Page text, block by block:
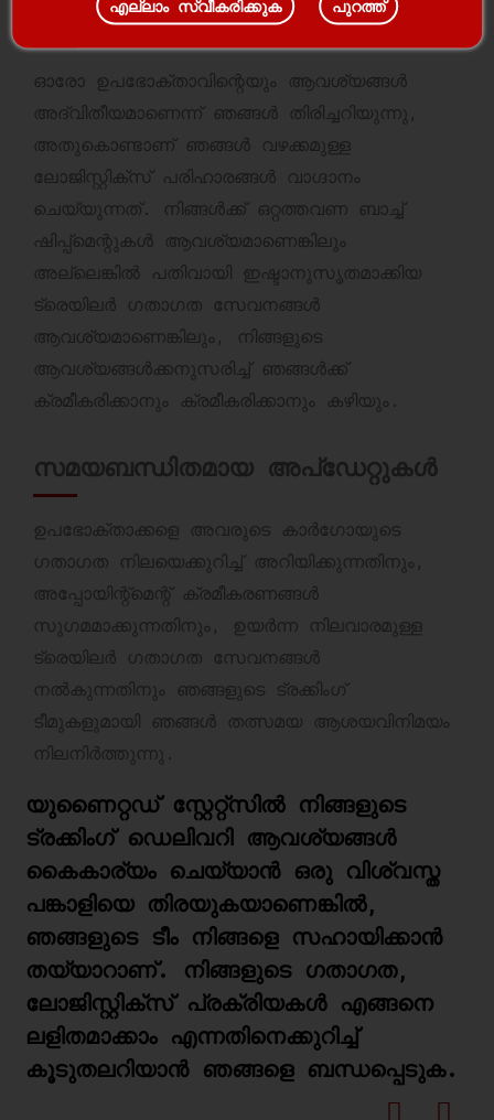
സൊല്യൂഷൻസ്
ഓരോ ഉപഭോക്താവിന്റെയും ആവശ്യങ്ങൾ
അദ്വിതീയമാണെന്ന് ഞങ്ങൾ തിരിച്ചറിയുന്നു,
അതുകൊണ്ടാണ് ഞങ്ങൾ വഴക്കമുള്ള
ലോജിസ്റ്റിക്സ് പരിഹാരങ്ങൾ വാഗ്ദാനം
ചെയ്യുന്നത്. നിങ്ങൾക്ക് ഒറ്റത്തവണ ബാച്ച്
ഷിപ്പ്‌മെന്റുകൾ ആവശ്യമാണെങ്കിലും
അല്ലെങ്കിൽ പതിവായി ഇഷ്ടാനുസൃതമാക്കിയ
ട്രെയിലർ ഗതാഗത സേവനങ്ങൾ
ആവശ്യമാണെങ്കിലും, നിങ്ങളുടെ
ആവശ്യങ്ങൾക്കനുസരിച്ച് ഞങ്ങൾക്ക്
ക്രമീകരിക്കാനും ക്രമീകരിക്കാനും കഴിയും.
സമയബന്ധിതമായ അപ്‌ഡേറ്റുകൾ
ഉപഭോക്താക്കളെ അവരുടെ കാർഗോയുടെ
ഗതാഗത നിലയെക്കുറിച്ച് അറിയിക്കുന്നതിനും,
അപ്പോയിന്റ്മെന്റ് ക്രമീകരണങ്ങൾ
സുഗമമാക്കുന്നതിനും, ഉയർന്ന നിലവാരമുള്ള
ട്രെയിലർ ഗതാഗത സേവനങ്ങൾ
നൽകുന്നതിനും ഞങ്ങളുടെ ട്രക്കിംഗ്
ടീമുകളുമായി ഞങ്ങൾ തത്സമയ ആശയവിനിമയം
നിലനിർത്തുന്നു.
യുണൈറ്റഡ് സ്റ്റേറ്റ്സിൽ നിങ്ങളുടെ
ട്രക്കിംഗ് ഡെലിവറി ആവശ്യങ്ങൾ
കൈകാര്യം ചെയ്യാൻ ഒരു വിശ്വസ്ത
പങ്കാളിയെ തിരയുകയാണെങ്കിൽ,
ഞങ്ങളുടെ ടീം നിങ്ങളെ സഹായിക്കാൻ
തയ്യാറാണ്. നിങ്ങളുടെ ഗതാഗത,
ലോജിസ്റ്റിക്സ് പ്രക്രിയകൾ എങ്ങനെ
ലളിതമാക്കാം എന്നതിനെക്കുറിച്ച്
കൂടുതലറിയാൻ ഞങ്ങളെ ബന്ധപ്പെടുക.
എല്ലാം സ്വീകരിക്കുക പുറത്ത്